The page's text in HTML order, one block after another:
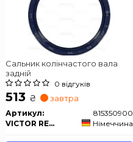
Сальник колінчастого вала
задній
0 відгуків
513 ₴ завтра
Артикул:
815350900
VICTOR REINZ
Німеччина